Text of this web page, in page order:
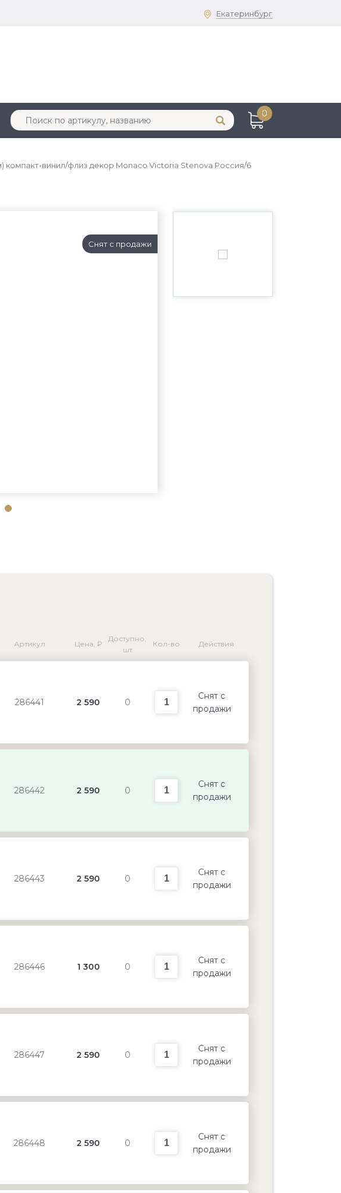
Екатеринбург
0
компакт-винил/флиз декор Monaco Victoria Stenova Россия/6
Снят с продажи
Артикул Цена, ₽
Доступно,
шт
Кол-во Действия
286441 2 590 0
Снят с
продажи
286442 2 590 0
Снят с
продажи
286443 2 590 0
Снят с
продажи
286446 1 300 0
Снят с
продажи
286447 2 590 0
Снят с
продажи
286448 2 590 0
Снят с
продажи